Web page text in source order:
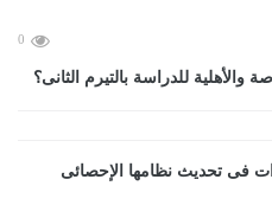
0
والأهلية للدراسة بالتيرم الثانى؟